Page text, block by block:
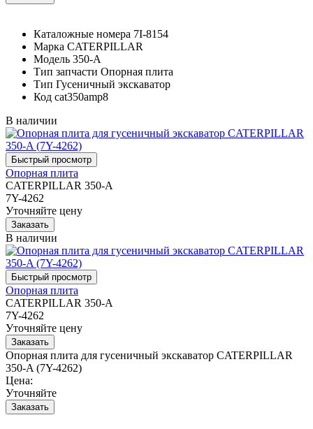
Каталожные номера 7I-8154
Марка CATERPILLAR
Модель 350-A
Тип запчасти Опорная плита
Тип Гусеничный экскаватор
Код cat350amp8
В наличии
Опорная плита
CATERPILLAR 350-A
7Y-4262
Уточняйте цену
В наличии
Опорная плита
CATERPILLAR 350-A
7Y-4262
Уточняйте цену
Опорная плита для гусеничный экскаватор CATERPILLAR
350-A (7Y-4262)
Цена:
Уточняйте